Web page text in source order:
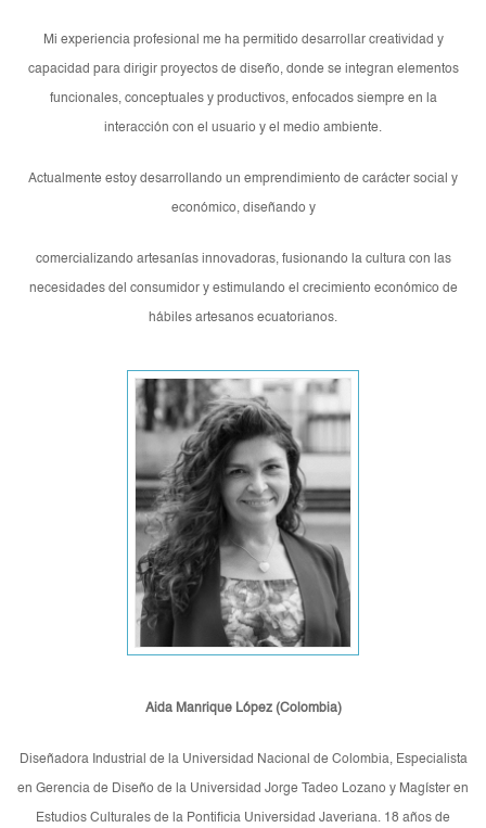
Mi experiencia profesional me ha permitido desarrollar creatividad y
capacidad para dirigir proyectos de diseño, donde se integran elementos
funcionales, conceptuales y productivos, enfocados siempre en la
interacción con el usuario y el medio ambiente.
Actualmente estoy desarrollando un emprendimiento de carácter social y
económico, diseñando y
comercializando artesanías innovadoras, fusionando la cultura con las
necesidades del consumidor y estimulando el crecimiento económico de
hábiles artesanos ecuatorianos.
Aida Manrique López (Colombia)
Diseñadora Industrial de la Universidad Nacional de Colombia, Especialista
en Gerencia de Diseño de la Universidad Jorge Tadeo Lozano y Magíster en
Estudios Culturales de la Pontificia Universidad Javeriana. 18 años de